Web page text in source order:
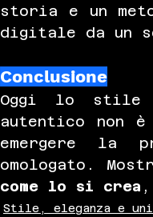
storia e un
digitale da un
Conclusione
Oggi lo stile
autentico non
emergere la
omologato.
come lo si crea
Stile, eleganza e